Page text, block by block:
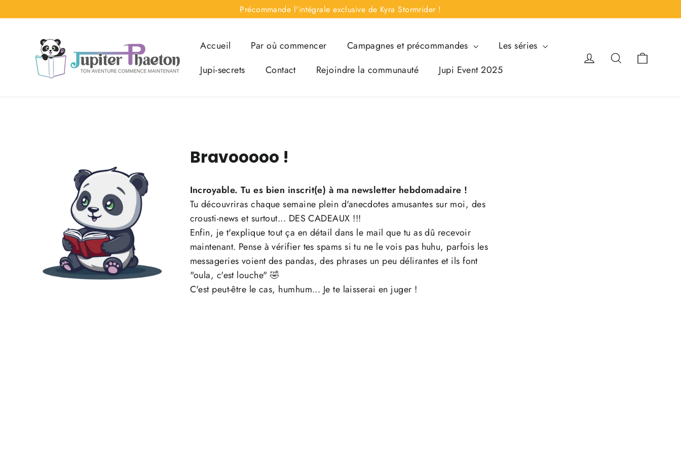
au
Précommande l'intégrale exclusive de Kyra Stormrider !
Accueil Par où commencer Campagnes et précommandes
Les séries
Jupi-secrets
Contact Rejoindre la communauté Jupi Event 2025
Se connecter
Rechercher
Bravooooo !
Incroyable. Tu es bien inscrit(e) à ma newsletter hebdomadaire !
Tu découvriras chaque semaine plein d'anecdotes amusantes sur moi, des
crousti-news et surtout... DES CADEAUX !!!
Enfin, je t'explique tout ça en détail dans le mail que tu as dû recevoir
maintenant. Pense à vérifier tes spams si tu ne le vois pas huhu, parfois les
messageries voient des pandas, des phrases un peu délirantes et ils font
"oula, c'est louche" 🤣
C'est peut-être le cas, humhum... Je te laisserai en juger !